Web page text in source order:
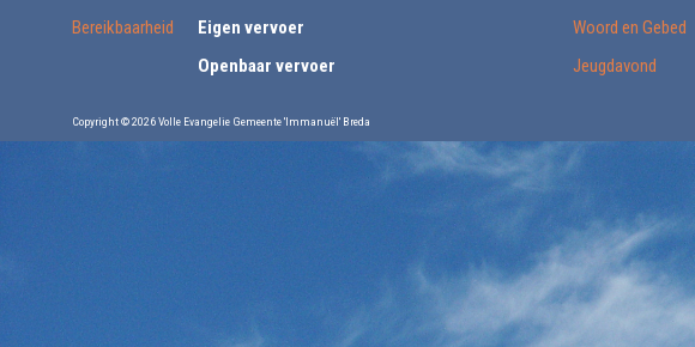
Bereikbaarheid
Eigen vervoer
Openbaar vervoer
Woord en Gebed
Jeugdavond
Copyright © 2026 Volle Evangelie Gemeente 'Immanuël' Breda